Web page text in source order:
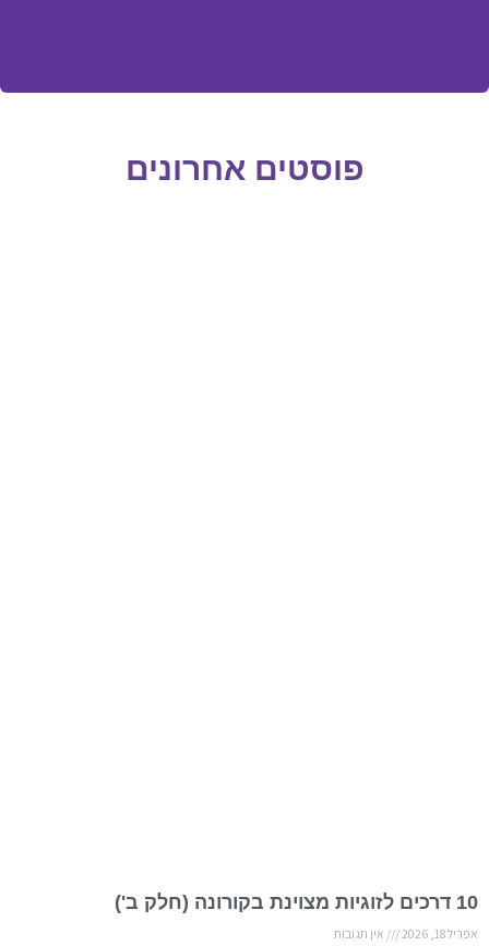
פוסטים אחרונים
10 דרכים לזוגיות מצוינת בקורונה (חלק ב')
אפריל 18, 2026 אין תגובות